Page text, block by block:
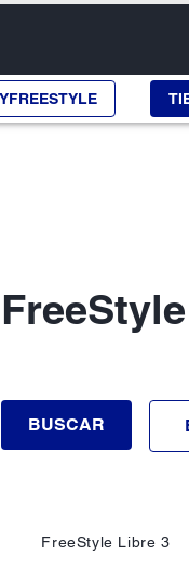
BUSCAR
FreeStyle Libre 3